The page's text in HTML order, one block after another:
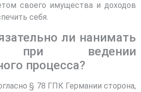
своего имущества и доходов
себя.
ли нанимать
при ведении
процесса?
§ 78 ГПК Германии сторона,